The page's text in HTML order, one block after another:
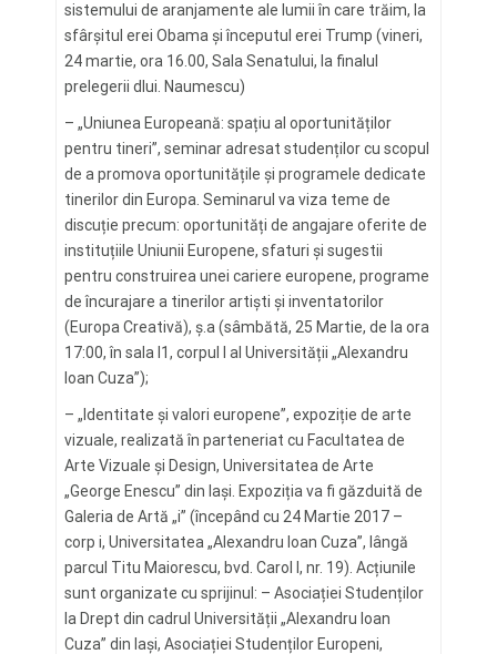
sistemului de aranjamente ale lumii în care trăim, la
sfârșitul erei Obama și începutul erei Trump (vineri,
24 martie, ora 16.00, Sala Senatului, la finalul
prelegerii dlui. Naumescu)
– „Uniunea Europeană: spațiu al oportunităților
pentru tineri”, seminar adresat studenților cu scopul
de a promova oportunitățile și programele dedicate
tinerilor din Europa. Seminarul va viza teme de
discuție precum: oportunități de angajare oferite de
instituțiile Uniunii Europene, sfaturi și sugestii
pentru construirea unei cariere europene, programe
de încurajare a tinerilor artiști și inventatorilor
(Europa Creativă), ș.a (sâmbătă, 25 Martie, de la ora
17:00, în sala I1, corpul I al Universității „Alexandru
Ioan Cuza”);
– „Identitate și valori europene”, expoziție de arte
vizuale, realizată în parteneriat cu Facultatea de
Arte Vizuale și Design, Universitatea de Arte
„George Enescu” din Iași. Expoziția va fi găzduită de
Galeria de Artă „i” (începând cu 24 Martie 2017 –
corp i, Universitatea „Alexandru Ioan Cuza”, lângă
parcul Titu Maiorescu, bvd. Carol I, nr. 19). Acțiunile
sunt organizate cu sprijinul: – Asociației Studenților
la Drept din cadrul Universității „Alexandru Ioan
Cuza” din Iași, Asociației Studenților Europeni,